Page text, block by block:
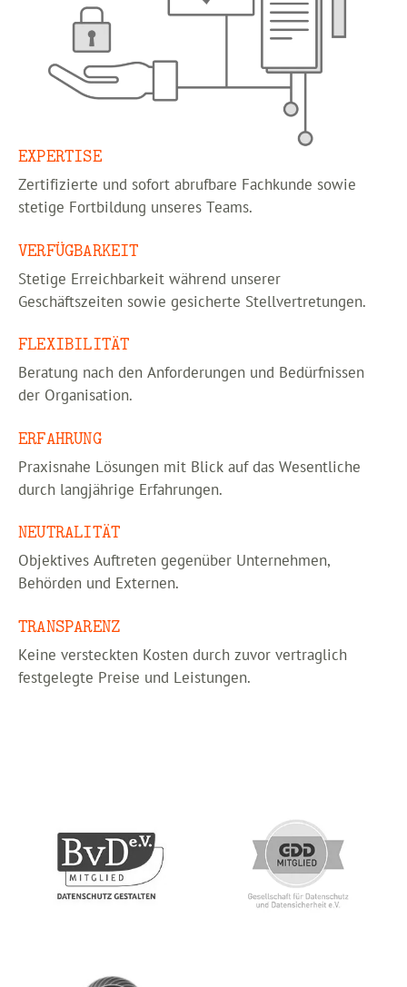
EXPERTISE
Zertifizierte und sofort abrufbare Fachkunde sowie
stetige Fortbildung unseres Teams.
VERFÜGBARKEIT
Stetige Erreichbarkeit während unserer
Geschäftszeiten sowie gesicherte Stellvertretungen.
FLEXIBILITÄT
Beratung nach den Anforderungen und Bedürfnissen
der Organisation.
ERFAHRUNG
Praxisnahe Lösungen mit Blick auf das Wesentliche
durch langjährige Erfahrungen.
NEUTRALITÄT
Objektives Auftreten gegenüber Unternehmen,
Behörden und Externen.
TRANSPARENZ
Keine versteckten Kosten durch zuvor vertraglich
festgelegte Preise und Leistungen.